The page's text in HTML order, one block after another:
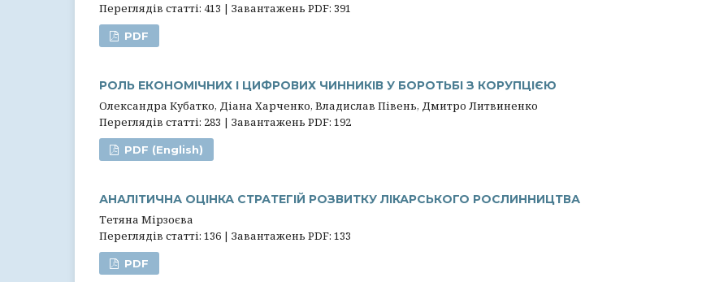
Переглядів статті: 413 | Завантажень PDF: 391
PDF
РОЛЬ ЕКОНОМІЧНИХ І ЦИФРОВИХ ЧИННИКІВ У БОРОТЬБІ З КОРУПЦІЄЮ
Олександра Кубатко, Діана Харченко, Владислав Півень, Дмитро Литвиненко
Переглядів статті: 283 | Завантажень PDF: 192
PDF (English)
АНАЛІТИЧНА ОЦІНКА СТРАТЕГІЙ РОЗВИТКУ ЛІКАРСЬКОГО РОСЛИННИЦТВА
Тетяна Мірзоєва
Переглядів статті: 136 | Завантажень PDF: 133
PDF